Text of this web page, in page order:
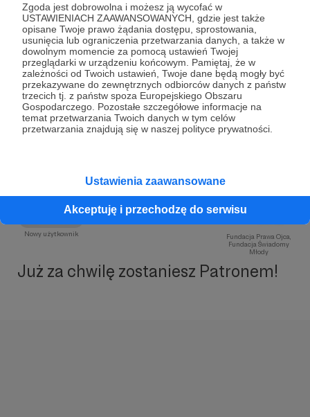
Zgoda jest dobrowolna i możesz ją wycofać w
USTAWIENIACH ZAAWANSOWANYCH, gdzie jest także
opisane Twoje prawo żądania dostępu, sprostowania,
usunięcia lub ograniczenia przetwarzania danych, a także w
dowolnym momencie za pomocą ustawień Twojej
przeglądarki w urządzeniu końcowym. Pamiętaj, że w
zależności od Twoich ustawień, Twoje dane będą mogły być
przekazywane do zewnętrznych odbiorców danych z państw
trzecich tj. z państw spoza Europejskiego Obszaru
Gospodarczego. Pozostałe szczegółowe informacje na
temat przetwarzania Twoich danych w tym celów
przetwarzania znajdują się w naszej polityce prywatności.
Ustawienia zaawansowane
Akceptuję i przechodzę do serwisu
Dziękuję za Twoje wsparcie!
Patroni: 0
Nowy użytkownik
Fundacja Prawa Ojca,
Fundacja Świadomy
Młody
Już za chwilę zostaniesz Patronem!